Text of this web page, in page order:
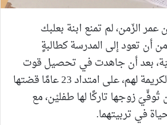
الزّمن، لم تمنع ابنة بعلبك
أن تعود إلى المدرسة كطالبةٍ
بعد أن جاهدت في تحصيل قوت
عيالها، وتأمين الحياة الكريمة لهم، على امتداد 23 عامًا قضتها
تُوفِّيَ زوجها تاركًا لها طفليْن، مع
في تربيتهما.